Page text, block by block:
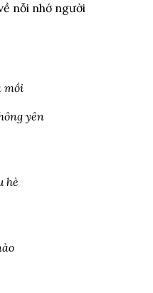
nỗi nhớ người
mồi
yên
hè